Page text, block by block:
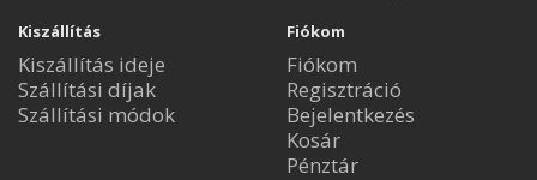
Kiszállítás
Kiszállítás ideje
Szállítási díjak
Szállítási módok
Fiókom
Fiókom
Regisztráció
Bejelentkezés
Kosár
Pénztár